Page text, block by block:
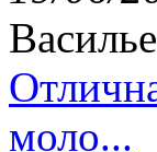
моло...